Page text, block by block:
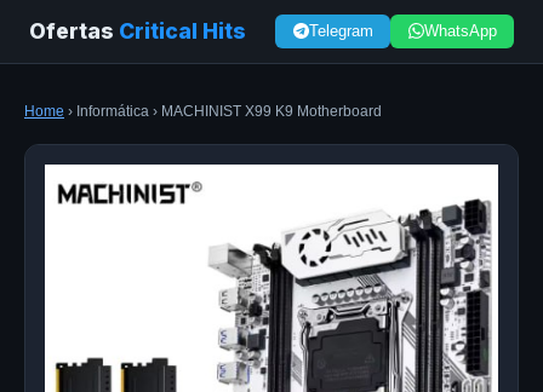
Ofertas Critical Hits Telegram WhatsApp
Home › Informática › MACHINIST X99 K9 Motherboard